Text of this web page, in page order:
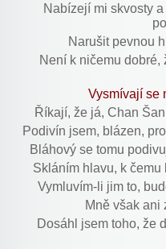
Nabízejí mi skvosty
Narušit pevnou
Není k ničemu dobré,
Vysmívají se
Říkají, že já, Chan
Podivín jsem, blázen,
Bláhový se tomu
Skláním hlavu, k
Vymluvím-li jim to,
Mně však ani
Dosáhl jsem toho, že